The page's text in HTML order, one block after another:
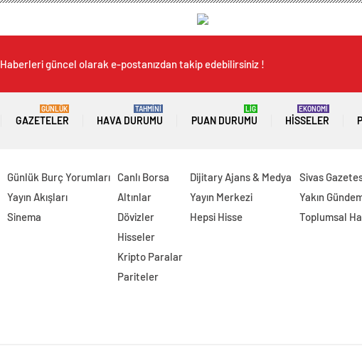
Haberleri güncel olarak e-postanızdan takip edebilirsiniz !
GAZETELER
GÜNLÜK
HAVA DURUMU
TAHMİNİ
PUAN DURUMU
LİG
HISSELER
EKONOMİ
Günlük Burç Yorumları
Yayın Akışları
Sinema
Canlı Borsa
Altınlar
Dövizler
Hisseler
Kripto Paralar
Pariteler
Dijitary Ajans & Medya
Yayın Merkezi
Hepsi Hisse
Sivas
Yakın
Toplumsal